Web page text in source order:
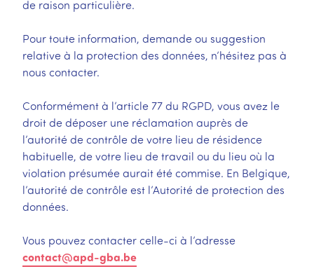
de raison particulière.
Pour toute information, demande ou suggestion
relative à la protection des données, n’hésitez pas à
nous contacter.
Conformément à l’article 77 du RGPD, vous avez le
droit de déposer une réclamation auprès de
l’autorité de contrôle de votre lieu de résidence
habituelle, de votre lieu de travail ou du lieu où la
violation présumée aurait été commise. En Belgique,
l’autorité de contrôle est l’Autorité de protection des
données.
Vous pouvez contacter celle-ci à l’adresse
contact@apd-gba.be